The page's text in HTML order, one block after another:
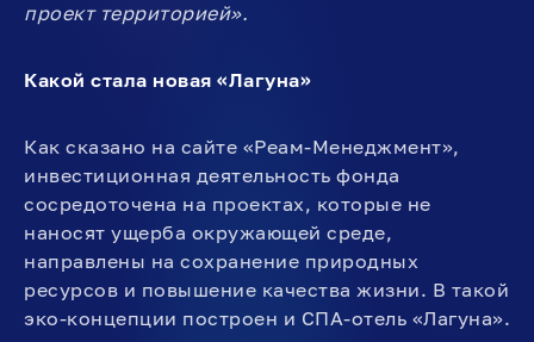
проект территорией».
Какой стала новая «Лагуна»
Как сказано на сайте «Реам-Менеджмент»,
инвестиционная деятельность фонда
сосредоточена на проектах, которые не
наносят ущерба окружающей среде,
направлены на сохранение природных
ресурсов и повышение качества жизни. В такой
эко-концепции построен и СПА-отель «Лагуна».